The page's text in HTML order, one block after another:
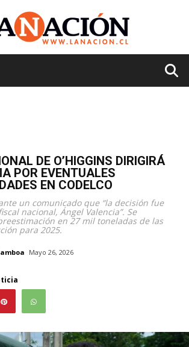
DE O’HIGGINS DIRIGIRÁ
POR EVENTUALES
EN CODELCO
un comunicado que “la decisión fue
nacional, Ángel Valencia”. Se
en 27 mil toneladas de las
para 2025.
Mayo 26, 2026